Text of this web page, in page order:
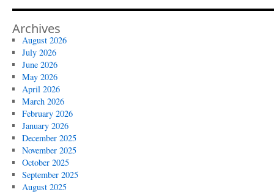
Archives
August 2026
July 2026
June 2026
May 2026
April 2026
March 2026
February 2026
January 2026
December 2025
November 2025
October 2025
September 2025
August 2025